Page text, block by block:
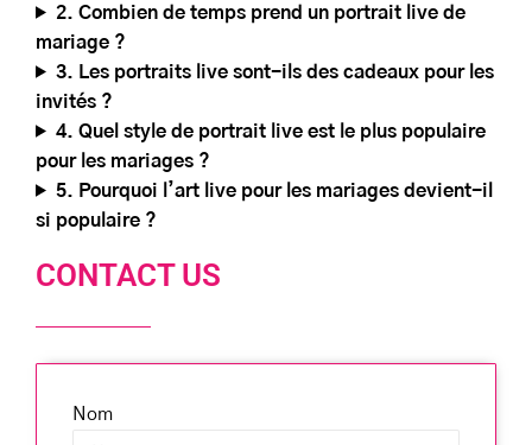
2. Combien de temps prend un portrait live de
mariage ?
3. Les portraits live sont-ils des cadeaux pour les
invités ?
4. Quel style de portrait live est le plus populaire
pour les mariages ?
5. Pourquoi l’art live pour les mariages devient-il
si populaire ?
CONTACT US
Nom